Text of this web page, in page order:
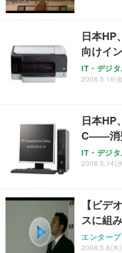
日本HP
向けイ
IT・デジ
2008.5.16(
日本HP
C——消
IT・デジ
2008.5.14(
【ビデ
スに組
エンター
2008.5.8(木